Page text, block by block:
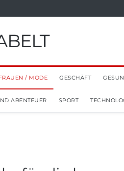
/ MODE GESCHÄFT
ABENTEUER SPORT